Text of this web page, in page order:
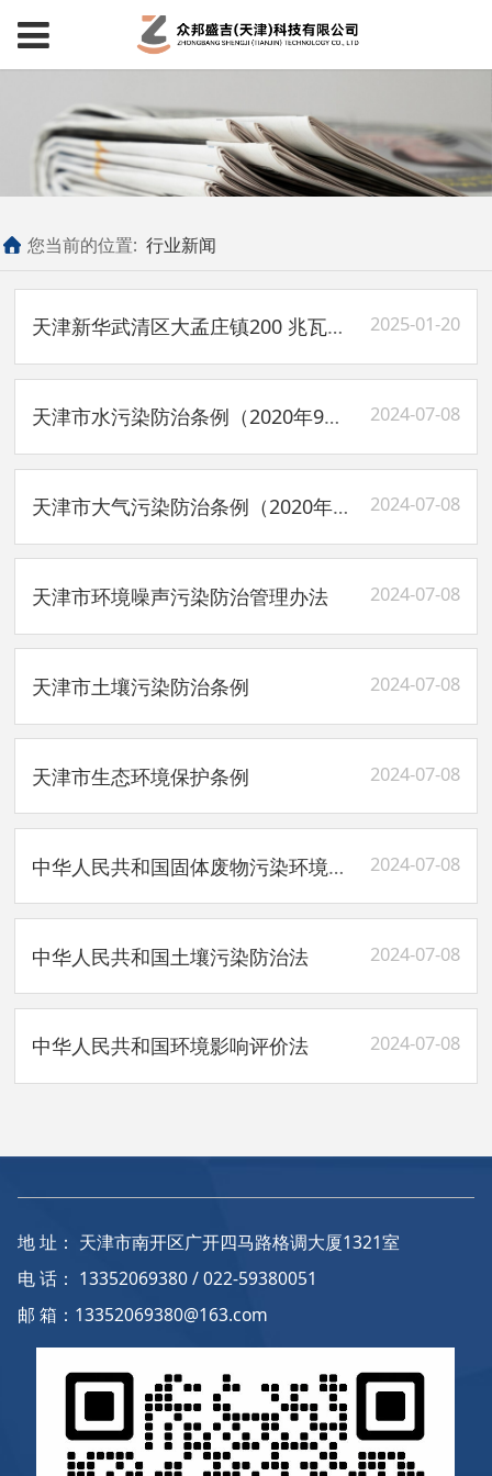
您当前的位置: 行业新闻
天津新华武清区大孟庄镇200 兆瓦沟渠光伏项目环境影响报告表 2025-01-20
天津市水污染防治条例（2020年9月25日） 2024-07-08
天津市大气污染防治条例（2020年9月25日） 2024-07-08
天津市环境噪声污染防治管理办法 2024-07-08
天津市土壤污染防治条例 2024-07-08
天津市生态环境保护条例 2024-07-08
中华人民共和国固体废物污染环境防治法 2024-07-08
中华人民共和国土壤污染防治法 2024-07-08
中华人民共和国环境影响评价法 2024-07-08
地 址： 天津市南开区广开四马路格调大厦1321室
电 话： 13352069380 / 022-59380051
邮 箱：13352069380@163.com